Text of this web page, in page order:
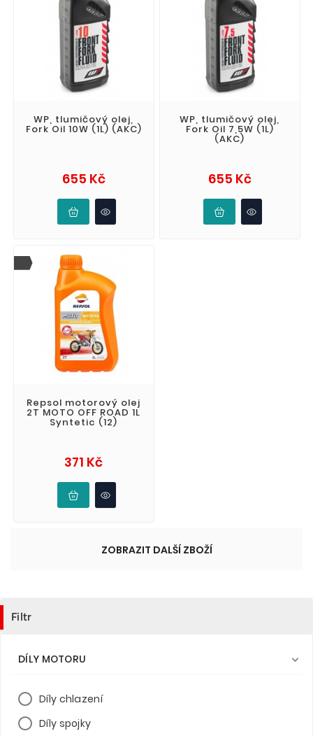
WP, tlumičový olej,
Fork Oil 10W (1L) (AKC)
655 KčCena
WP, tlumičový olej,
Fork Oil 7,5W (1L)
(AKC)
655 KčCena
Repsol motorový olej
2T MOTO OFF ROAD 1L
Syntetic (12)
371 KčCena
ZOBRAZIT DALŠÍ ZBOŽÍ
Filtr
DÍLY MOTORU 
Díly chlazení
Díly spojky